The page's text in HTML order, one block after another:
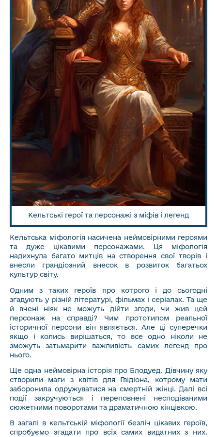
Кельтські герої та персонажі з міфів і легенд
Кельтська міфологія насичена неймовірними героями
та дуже цікавими персонажами. Ця міфологія
надихнула багато митців на створення свої творів і
внесли грандіозний внесок в розвиток багатьох
культур світу.
Одним з таких героїв про котрого і до сьогодні
згадують у різній літературі, фільмах і серіалах. Та ще
й вчені ніяк не можуть дійти згоди, чи жив цей
персонаж на справді? Чим прототипом реальної
історичної персони він являється. Але ці суперечки
якщо і колись вирішаться, то все одно ніколи не
зможуть затьмарити важливість самих легенд про
нього.
Ще одна неймовірна історія про Блодуед. Дівчину яку
створили маги з квітів для Гвідіона, котрому мати
заборонила одружуватися на смертній жінці. Далі всі
події закручуються і переповнені несподіваними
сюжетними поворотами та драматичною кінцівкою.
В загалі в кельтській міфології безліч цікавих героїв,
спробуємо згадати про всіх самих видатних з них.